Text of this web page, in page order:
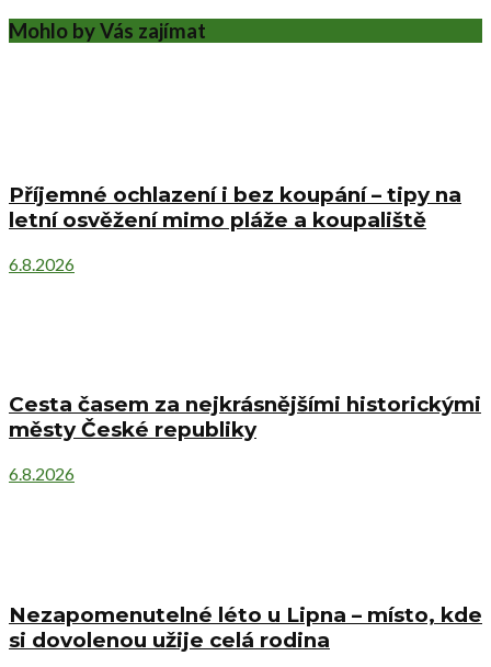
Mohlo by Vás zajímat
Příjemné ochlazení i bez koupání – tipy na
letní osvěžení mimo pláže a koupaliště
6.8.2026
Cesta časem za nejkrásnějšími historickými
městy České republiky
6.8.2026
Nezapomenutelné léto u Lipna – místo, kde
si dovolenou užije celá rodina